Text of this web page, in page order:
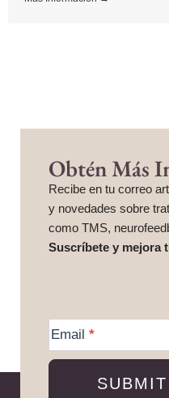
Obtén Más
Recibe en tu correo
y novedades sobre
como TMS,
Suscríbete y mejora
Information
Email *
SUBMIT